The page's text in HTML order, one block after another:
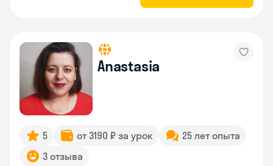
Anastasia
5 от 3190 ₽ за урок
25 лет опыта
3 отзыва